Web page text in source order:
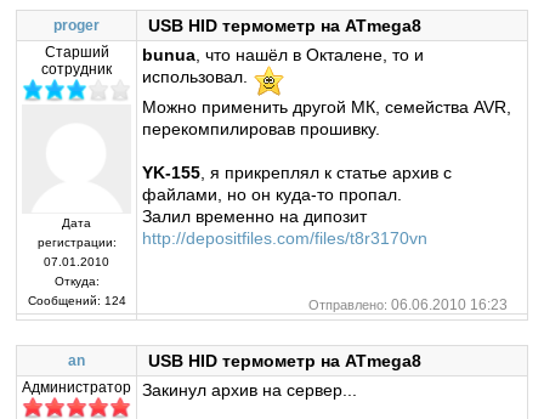
proger USB HID термометр на ATmega8
Старший
сотрудник
Дата
регистрации:
07.01.2010
Откуда:
Сообщений: 124
bunua , что нашёл в Окталене, то и
использовал.
Можно применить другой МК, семейства AVR,
перекомпилировав прошивку.
YK-155 , я прикреплял к статье архив с
файлами, но он куда-то пропал.
Залил временно на дипозит
http://depositfiles.com/files/t8r3170vn
Отправлено: 06.06.2010 16:23
an USB HID термометр на ATmega8
Администратор Закинул архив на сервер...